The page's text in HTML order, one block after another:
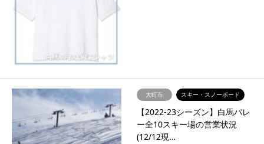
大町市 スキー・スノーボード
【2022-23シーズン】白馬バレ
ー全10スキー場の営業状況
(12/12現…